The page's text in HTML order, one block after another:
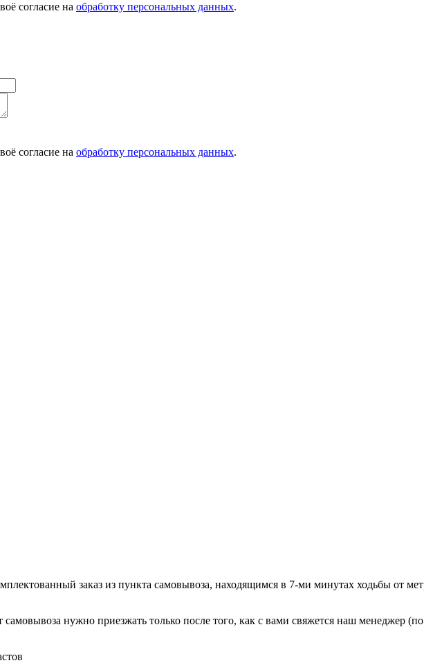
согласие на обработку персональных данных.
согласие на обработку персональных данных.
заказ из пункта самовывоза, находящимся в 7-ми минутах ходьбы от
нужно приезжать только после того, как с вами свяжется наш менеджер